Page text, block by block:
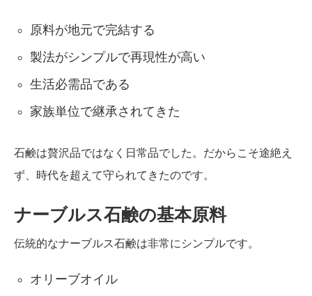
原料が地元で完結する
製法がシンプルで再現性が高い
生活必需品である
家族単位で継承されてきた
石鹸は贅沢品ではなく日常品でした。だからこそ途絶え
ず、時代を超えて守られてきたのです。
ナーブルス石鹸の基本原料
伝統的なナーブルス石鹸は非常にシンプルです。
オリーブオイル